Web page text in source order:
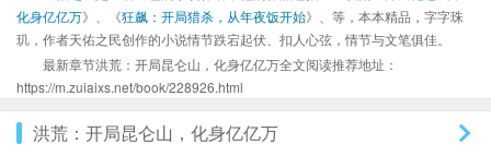
化身亿亿万》、《狂飙：开局猎杀，从年夜饭开始》、等，本本精品，字字珠
玑，作者天佑之民创作的小说情节跌宕起伏、扣人心弦，情节与文笔俱佳。
最新章节洪荒：开局昆仑山，化身亿亿万全文阅读推荐地址：
https://m.zuiaixs.net/book/228926.html
洪荒：开局昆仑山，化身亿亿万